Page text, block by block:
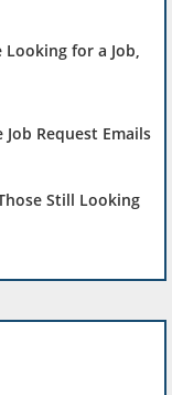
Looking for a Job,
Request Emails
Still Looking